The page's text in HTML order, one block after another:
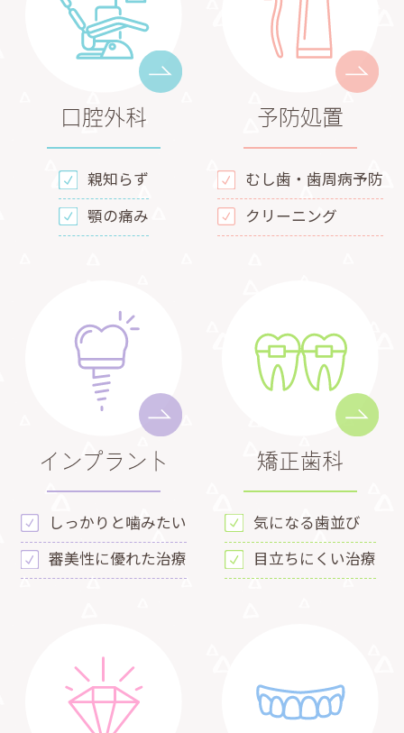
口腔外科
親知らず
顎の痛み
予防処置
むし歯・歯周病予防
クリーニング
インプラント
しっかりと噛みたい
審美性に優れた治療
矯正歯科
気になる歯並び
目立ちにくい治療